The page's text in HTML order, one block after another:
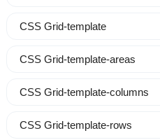
CSS Grid-template
CSS Grid-template-areas
CSS Grid-template-columns
CSS Grid-template-rows